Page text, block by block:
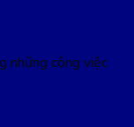
những công việc